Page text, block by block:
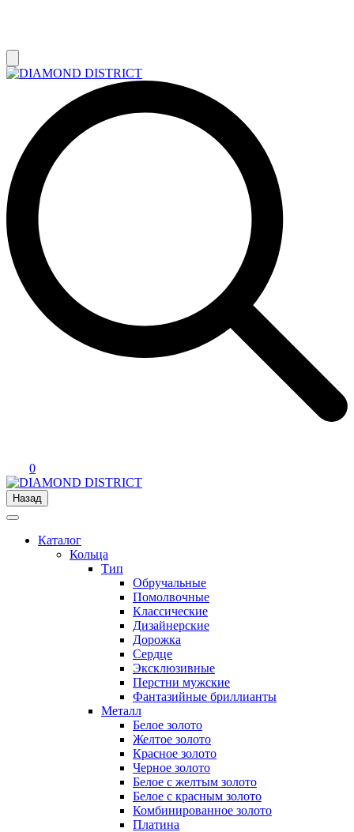
0
Назад
Каталог
Кольца
Тип
Обручальные
Помолвочные
Классические
Дизайнерские
Дорожка
Сердце
Эксклюзивные
Перстни мужские
Фантазийные бриллианты
Металл
Белое золото
Желтое золото
Красное золото
Черное золото
Белое с желтым золото
Белое с красным золото
Комбинированное золото
Платина